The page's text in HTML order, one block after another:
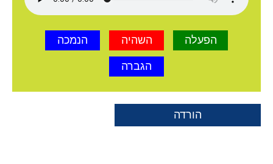
הפעלה השהיה הנמכה
הגברה
הורדה